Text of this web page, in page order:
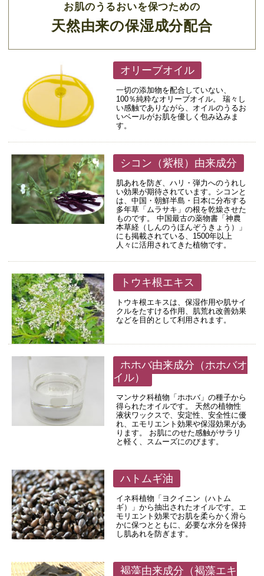
お肌のうるおいを保つための
天然由来の保湿成分配合
オリーブオイル
一切の添加物を配合していない、
100％純粋なオリーブオイル。 瑞々し
い感触でありながら、オイルのうるお
いベールがお肌を優しく包み込みま
す。
シコン（紫根）由来成分
肌あれを防ぎ、ハリ・弾力へのうれし
い効果が期待されています。シコンと
は、中国・朝鮮半島・日本に分布する
多年草「ムラサキ」の根を乾燥させた
ものです。 中国最古の薬物書「神農
本草経（しんのうほんぞうきょう）」
にも掲載されている、1500年以上
人々に活用されてきた植物です。
トウキ根エキス
トウキ根エキスは、保湿作用や肌サイ
クルをたすける作用、肌荒れ改善効果
などを目的として利用されます。
ホホバ由来成分（ホホバオ
イル）
マンサク科植物「ホホバ」の種子から
得られたオイルです。 天然の植物性
液状ワックスで、安定性、安全性に優
れ、エモリエント効果や保湿効果があ
ります。 お肌にのせた感触がサラリ
と軽く、スムーズにのびます。
ハトムギ油
イネ科植物「ヨクイニン（ハトム
ギ）」から抽出されたオイルです。エ
モリエント効果でお肌を柔らかく滑ら
かに保つとともに、必要な水分を保持
し肌あれを防ぎます。
褐藻由来成分（褐藻エキ